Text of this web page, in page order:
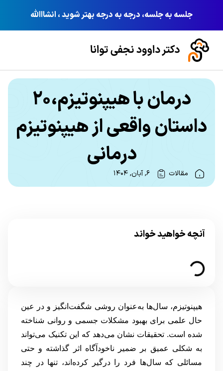
جلسه به جلسه، درجه به درجه بهتر شوید ، انشااالله
درمان با هیپنوتیزم،۲۰
داستان واقعی از هیپنوتیزم
درمانی
مقالات ۶, آبان, ۱۴۰۴
آنچه خواهید خواند
هیپنوتیزم، سال‌ها به‌عنوان روشی شگفت‌انگیز و در عین
حال علمی برای بهبود مشکلات جسمی و روانی شناخته
شده است. تحقیقات نشان می‌دهد که این تکنیک می‌تواند
به شکلی عمیق بر ضمیر ناخودآگاه اثر گذاشته و حتی
مسائلی که سال‌ها فرد را درگیر کرده‌اند، تنها در چند